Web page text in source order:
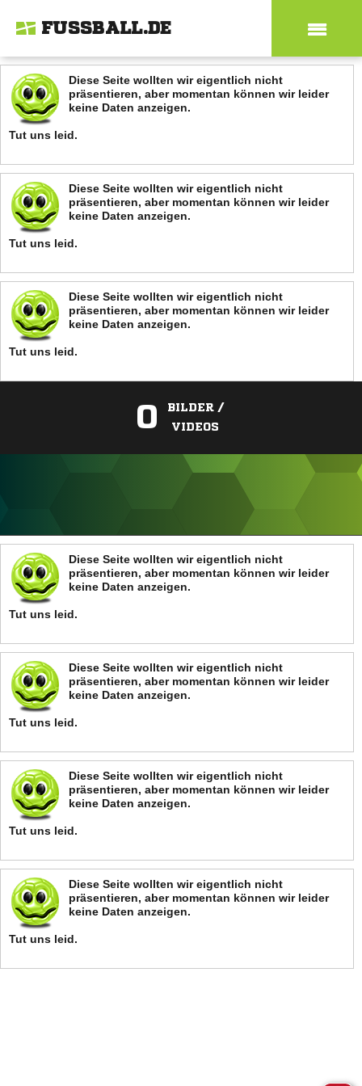
FUSSBALL.DE
Diese Seite wollten wir eigentlich nicht
präsentieren, aber momentan können wir leider
keine Daten anzeigen.
Tut uns leid.
Diese Seite wollten wir eigentlich nicht
präsentieren, aber momentan können wir leider
keine Daten anzeigen.
Tut uns leid.
Diese Seite wollten wir eigentlich nicht
präsentieren, aber momentan können wir leider
keine Daten anzeigen.
Tut uns leid.
0
BILDER /
VIDEOS
ANZEIGE
Diese Seite wollten wir eigentlich nicht
präsentieren, aber momentan können wir leider
keine Daten anzeigen.
Tut uns leid.
Diese Seite wollten wir eigentlich nicht
präsentieren, aber momentan können wir leider
keine Daten anzeigen.
Tut uns leid.
Diese Seite wollten wir eigentlich nicht
präsentieren, aber momentan können wir leider
keine Daten anzeigen.
Tut uns leid.
Diese Seite wollten wir eigentlich nicht
präsentieren, aber momentan können wir leider
keine Daten anzeigen.
Tut uns leid.